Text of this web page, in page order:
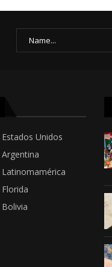
Estados Unidos
Argentina
Latinomamérica
Florida
Bolivia